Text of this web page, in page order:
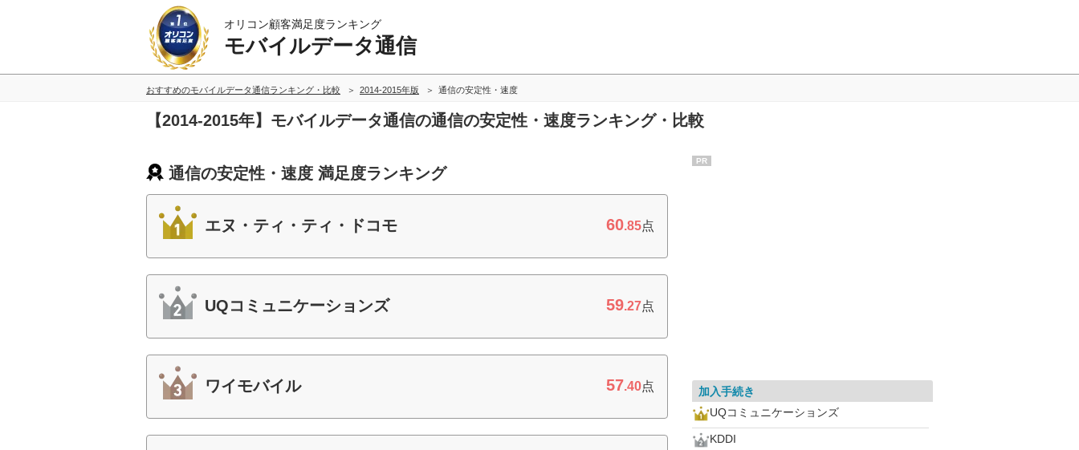
オリコン顧客満足度ランキング
モバイルデータ通信
おすすめのモバイルデータ通信ランキング・比較 2014-2015年版 通信の安定性・速度
【2014-2015年】モバイルデータ通信の通信の安定性・速度ランキング・比較
通信の安定性・速度 満足度ランキング
エヌ・ティ・ティ・ドコモ 60.85点
UQコミュニケーションズ 59.27点
ワイモバイル 57.40点
PR
加入手続き
UQコミュニケーションズ
KDDI